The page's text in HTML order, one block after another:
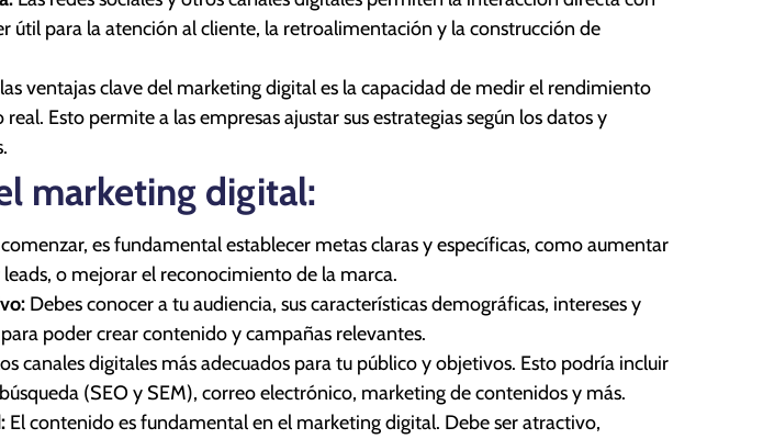
útil para la atención al cliente, la retroalimentación y la construcción de
ventajas clave del marketing digital es la capacidad de medir el rendimiento
Esto permite a las empresas ajustar sus estrategias según los datos y
marketing digital:
es fundamental establecer metas claras y específicas, como aumentar
o mejorar el reconocimiento de la marca.
Debes conocer a tu audiencia, sus características demográficas, intereses y
poder crear contenido y campañas relevantes.
canales digitales más adecuados para tu público y objetivos. Esto podría incluir
(SEO y SEM), correo electrónico, marketing de contenidos y más.
El contenido es fundamental en el marketing digital. Debe ser atractivo,